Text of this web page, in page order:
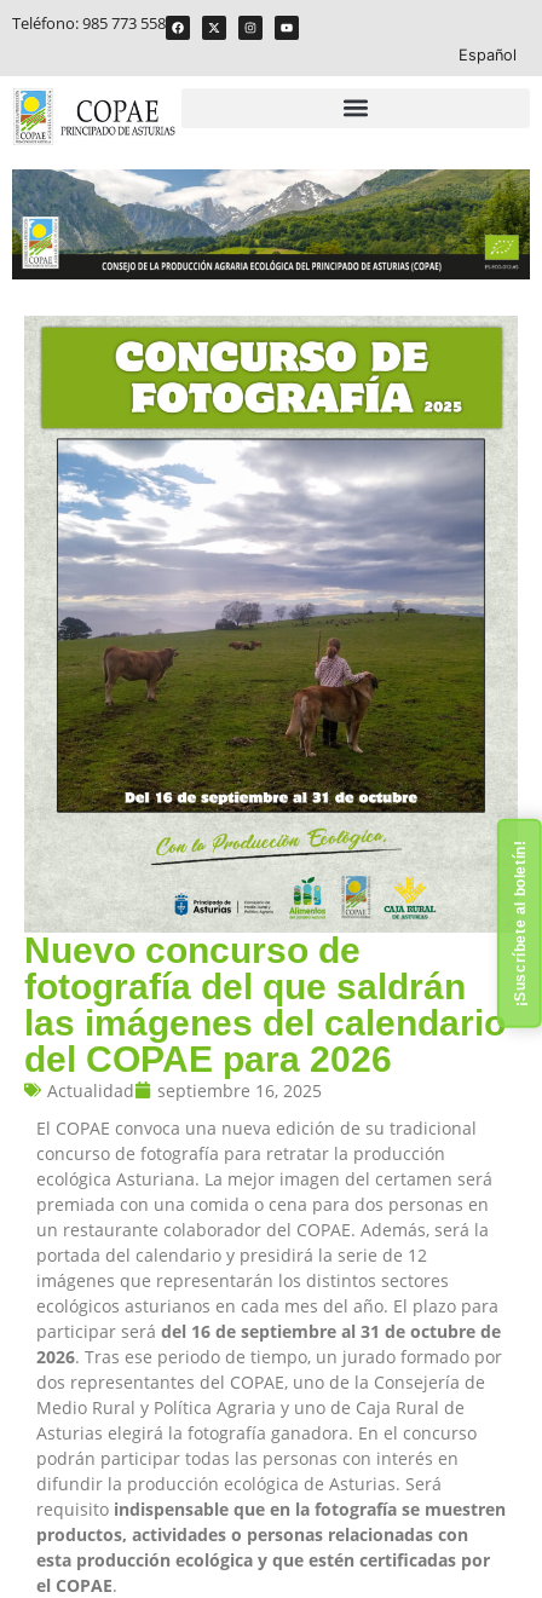
Teléfono:985 773 558
Español
Nuevo concurso de
fotografía del que saldrán
las imágenes del calendario
del COPAE para 2026
Actualidad
septiembre 16, 2025
El COPAE convoca una nueva edición de su tradicional
concurso de fotografía para retratar la producción
ecológica Asturiana. La mejor imagen del certamen será
premiada con una comida o cena para dos personas en
un restaurante colaborador del COPAE. Además, será la
portada del calendario y presidirá la serie de 12
imágenes que representarán los distintos sectores
ecológicos asturianos en cada mes del año. El plazo para
participar será del 16 de septiembre al 31 de octubre de
2026. Tras ese periodo de tiempo, un jurado formado por
dos representantes del COPAE, uno de la Consejería de
Medio Rural y Política Agraria y uno de Caja Rural de
Asturias elegirá la fotografía ganadora. En el concurso
podrán participar todas las personas con interés en
difundir la producción ecológica de Asturias. Será
requisito indispensable que en la fotografía se muestren
productos, actividades o personas relacionadas con
esta producción ecológica y que estén certificadas por
el COPAE.
¡Suscríbete al boletín!